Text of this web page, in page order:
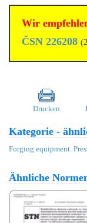
Wir
ČSN 226208
Drucken
Kategorie -
Forging equipment.
Ähnliche